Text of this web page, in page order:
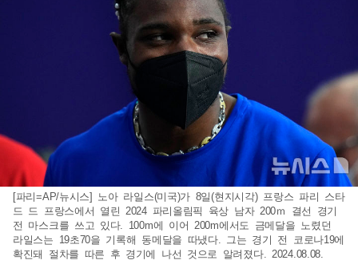
[파리=AP/뉴시스] 노아 라일스(미국)가 8일(현지시각) 프랑스 파리 스타
드 드 프랑스에서 열린 2024 파리올림픽 육상 남자 200ｍ 결선 경기
전 마스크를 쓰고 있다. 100m에 이어 200m에서도 금메달을 노렸던
라일스는 19초70을 기록해 동메달을 따냈다. 그는 경기 전 코로나19에
확진돼 절차를 따른 후 경기에 나선 것으로 알려졌다. 2024.08.08.